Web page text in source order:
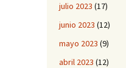
julio 2023 (17)
junio 2023 (12)
mayo 2023 (9)
abril 2023 (12)